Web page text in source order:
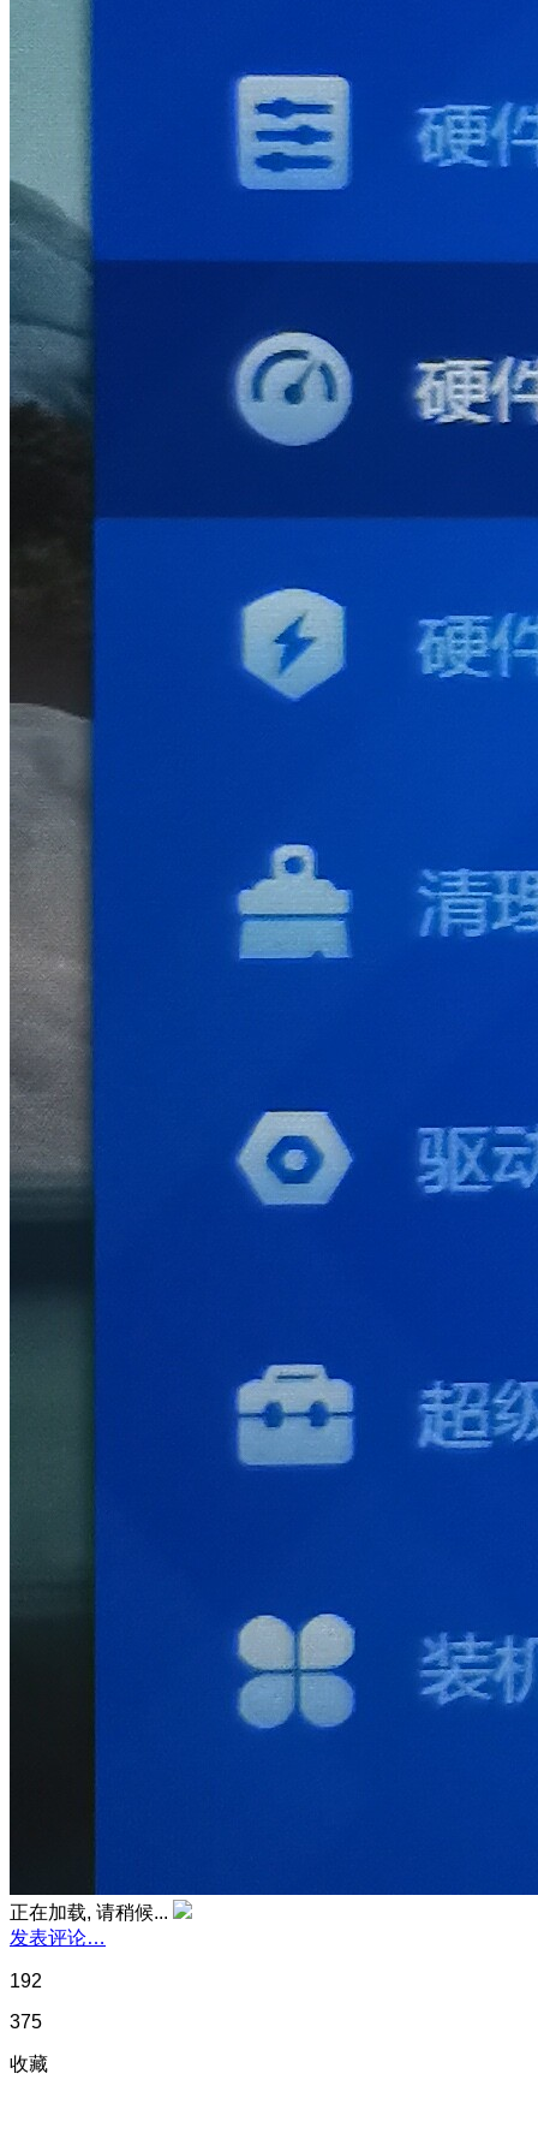
正在加载, 请稍候...
发表评论…
192
375
收藏